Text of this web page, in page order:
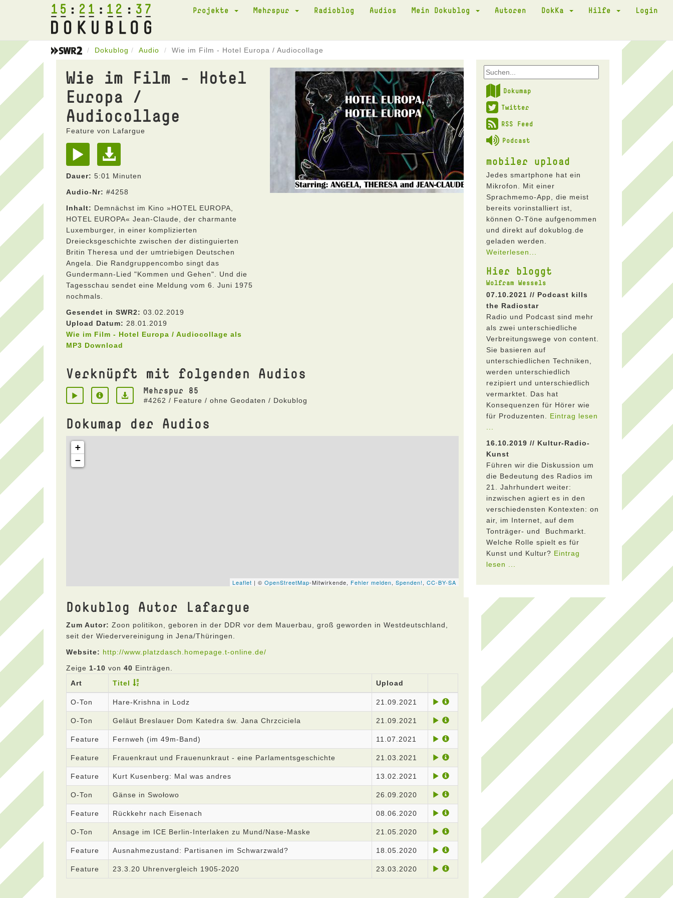
15 21 12 37 Projekte Mehrspur Radioblog Audios Mein Dokublog Autoren DokKa Hilfe Login
Dokublog Audio Wie im Film - Hotel Europa / Audiocollage
Wie im Film - Hotel
Europa /
Audiocollage
Feature von Lafargue
Dauer: 5:01 Minuten
Audio-Nr: #4258
Inhalt: Demnächst im Kino »HOTEL EUROPA,
HOTEL EUROPA« Jean-Claude, der charmante
Luxemburger, in einer komplizierten
Dreiecksgeschichte zwischen der distinguierten
Britin Theresa und der umtriebigen Deutschen
Angela. Die Randgruppencombo singt das
Gundermann-Lied "Kommen und Gehen". Und die
Tagesschau sendet eine Meldung vom 6. Juni 1975
nochmals.
Gesendet in SWR2: 03.02.2019
Upload Datum: 28.01.2019
Wie im Film - Hotel Europa / Audiocollage als
MP3 Download
Verknüpft mit folgenden Audios
Mehrspur 85
#4262 / Feature / ohne Geodaten / Dokublog
Dokumap der Audios
Dokublog Autor Lafargue
Zum Autor: Zoon politikon, geboren in der DDR vor dem Mauerbau, groß geworden in Westdeutschland,
seit der Wiedervereinigung in Jena/Thüringen.
Website: http://www.platzdasch.homepage.t-online.de/
Zeige 1-10 von 40 Einträgen.
Art
Titel Upload
O-Ton Hare-Krishna in Lodz 21.09.2021
O-Ton Geläut Breslauer Dom Katedra św. Jana Chrzciciela 21.09.2021
Feature Fernweh (im 49m-Band) 11.07.2021
Feature Frauenkraut und Frauenunkraut - eine Parlamentsgeschichte 21.03.2021
Feature Kurt Kusenberg: Mal was andres 13.02.2021
O-Ton Gänse in Swołowo 26.09.2020
Feature Rückkehr nach Eisenach 08.06.2020
O-Ton Ansage im ICE Berlin-Interlaken zu Mund/Nase-Maske 21.05.2020
Feature Ausnahmezustand: Partisanen im Schwarzwald? 18.05.2020
Feature 23.3.20 Uhrenvergleich 1905-2020 23.03.2020
Dokumap
Twitter
RSS Feed
Podcast
mobiler upload
Jedes smartphone hat ein
Mikrofon. Mit einer
Sprachmemo-App, die meist
bereits vorinstalliert ist,
können O-Töne aufgenommen
und direkt auf dokublog.de
geladen werden.
Weiterlesen...
Hier bloggt
Wolfram Wessels
07.10.2021 // Podcast kills
the Radiostar
Radio und Podcast sind mehr
als zwei unterschiedliche
Verbreitungswege von content.
Sie basieren auf
unterschiedlichen Techniken,
werden unterschiedlich
rezipiert und unterschiedlich
vermarktet. Das hat
Konsequenzen für Hörer wie
für Produzenten. Eintrag lesen
16.10.2019 // Kultur-Radio-
Kunst
Führen wir die Diskussion um
die Bedeutung des Radios im
21. Jahrhundert weiter:
inzwischen agiert es in den
verschiedensten Kontexten: on
air, im Internet, auf dem
Tonträger- und Buchmarkt.
Welche Rolle spielt es für
Kunst und Kultur? Eintrag
lesen ...